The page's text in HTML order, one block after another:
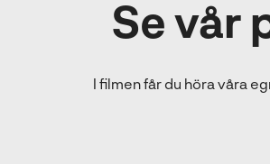
Se vår
I filmen får du höra våra